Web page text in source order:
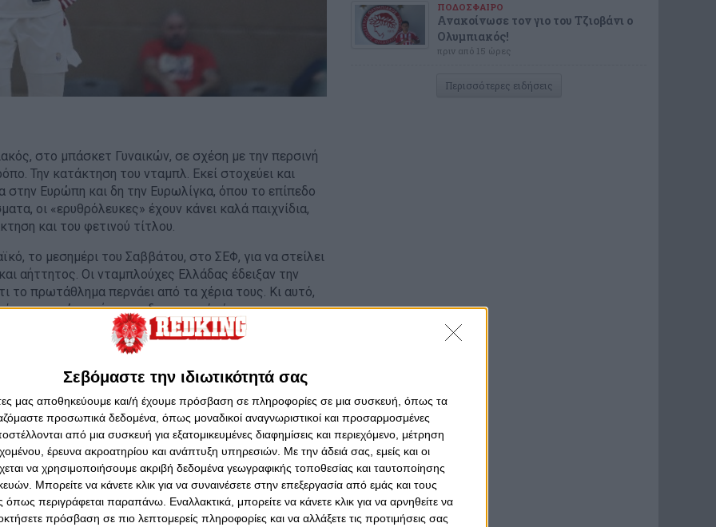
Σεβόμαστε την ιδιωτικότητά σας
μας αποθηκεύουμε και/ή έχουμε πρόσβαση σε πληροφορίες σε μια συσκευή, όπως τα
προσωπικά δεδομένα, όπως μοναδικοί αναγνωριστικοί και προσαρμοσμένες
από μια συσκευή για εξατομικευμένες διαφημίσεις και περιεχόμενο, μέτρηση
έρευνα ακροατηρίου και ανάπτυξη υπηρεσιών. Με την άδειά σας, εμείς και οι
να χρησιμοποιήσουμε ακριβή δεδομένα γεωγραφικής τοποθεσίας και ταυτοποίησης
Μπορείτε να κάνετε κλικ για να συναινέσετε στην επεξεργασία από εμάς και τους
περιγράφεται παραπάνω. Εναλλακτικά, μπορείτε να κάνετε κλικ για να αρνηθείτε να
πρόσβαση σε πιο λεπτομερείς πληροφορίες και να αλλάξετε τις προτιμήσεις σας
στο μπάσκετ Γυναικών, σε σχέση με την περσινή
Την κατάκτηση του νταμπλ. Εκεί στοχεύει και
Ευρώπη και δη την Ευρωλίγκα, όπου το επίπεδο
οι «ερυθρόλευκες» έχουν κάνει καλά παιχνίδια,
και του φετινού τίτλου.
το μεσημέρι του Σαββάτου, στο ΣΕΦ, για να στείλει
αήττητος. Οι νταμπλούχες Ελλάδας έδειξαν την
το πρωτάθλημα περνάει από τα χέρια τους. Κι αυτό,
ακαταγώνιστής τους δεν μπορεί ούτε με τη
+15. Διαφορά η οποία θα ήταν πολύ μεγαλύτερη,
είναι η πραγματικότητα...
του πρωταθλητή, όντας μόνος πρώτος, καθώς η
ομάδας του Μάρτινς Ζίμπαρτς, η οποία έχει την
ώστε να αποδώσει ακόμη καλύτερο μπάσκετ και να
ΠΟΔΟΣΦΑΙΡΟ
Ανακοίνωσε τον γιο του Τζιοβάνι ο
Ολυμπιακός!
πριν από 15 ώρες
Περισσότερες ειδήσεις